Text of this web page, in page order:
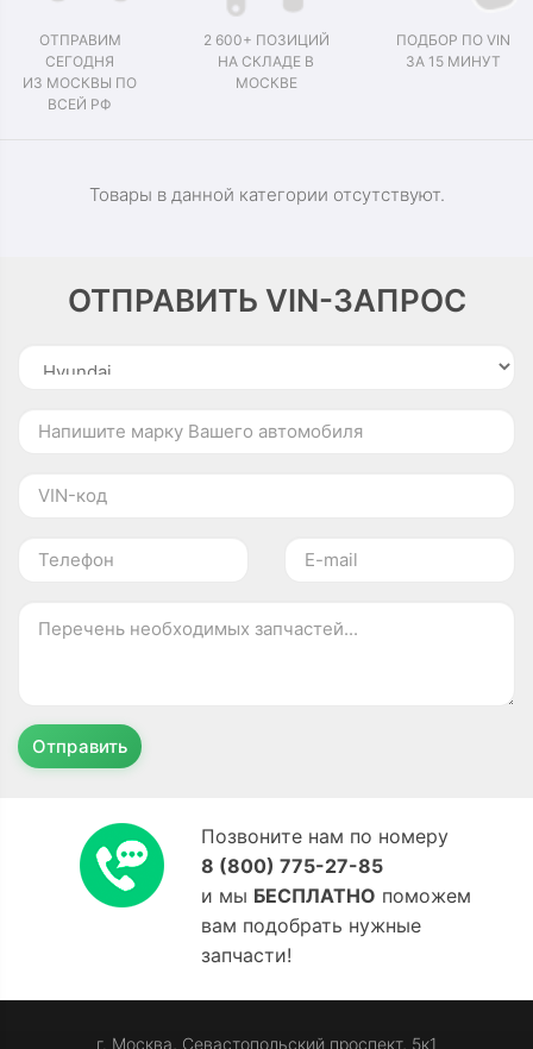
ОТПРАВИМ
СЕГОДНЯ
ИЗ МОСКВЫ ПО
ВСЕЙ РФ
2 600+ ПОЗИЦИЙ
НА СКЛАДЕ В
МОСКВЕ
ПОДБОР ПО VIN
ЗА 15 МИНУТ
Товары в данной категории отсутствуют.
ОТПРАВИТЬ VIN-ЗАПРОС
Отправить
Позвоните нам по номеру
8 (800) 775-27-85
и мы БЕСПЛАТНО поможем
вам подобрать нужные
запчасти!
г. Москва, Севастопольский проспект, 5к1